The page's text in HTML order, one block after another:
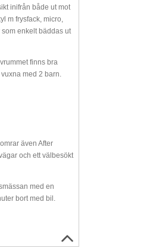
inifrån både ut mot
m frysfack, micro,
enkelt bäddas ut
finns bra
med 2 barn.
även After
och ett välbesökt
med en
bort med bil.